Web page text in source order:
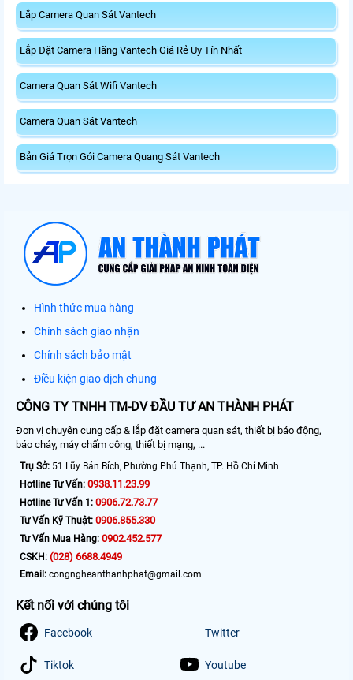
Lắp Camera Quan Sát Vantech
Lắp Đặt Camera Hãng Vantech Giá Rẻ Uy Tín Nhất
Camera Quan Sát Wifi Vantech
Camera Quan Sát Vantech
Bản Giá Trọn Gói Camera Quang Sát Vantech
Hình thức mua hàng
Chính sách giao nhận
Chính sách bảo mật
Điều kiện giao dịch chung
CÔNG TY TNHH TM-DV ĐẦU TƯ AN THÀNH PHÁT
Đơn vị chuyên cung cấp & lắp đặt camera quan sát, thiết bị báo động,
báo cháy, máy chấm công, thiết bị mạng, ...
Trụ Sở: 51 Lũy Bán Bích, Phường Phú Thạnh, TP. Hồ Chí Minh
Hotline Tư Vấn: 0938.11.23.99
Hotline Tư Vấn 1: 0906.72.73.77
Tư Vấn Kỹ Thuật: 0906.855.330
Tư Vấn Mua Hàng: 0902.452.577
CSKH: (028) 6688.4949
Email: congngheanthanhphat@gmail.com
Kết nối với chúng tôi
Facebook Twitter
Tiktok Youtube